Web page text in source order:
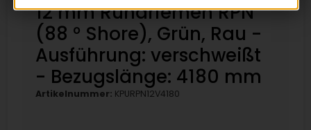
12 mm Rundriemen RPN
(88 ° Shore), Grün, Rau -
Ausführung: verschweißt
- Bezugslänge: 4180 mm
Artikelnummer: KPURPN12V4180